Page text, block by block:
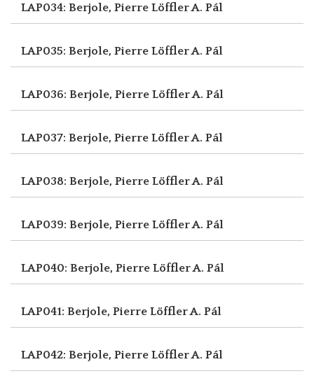
LAP034: Berjole, Pierre Löffler A. Pál
LAP035: Berjole, Pierre Löffler A. Pál
LAP036: Berjole, Pierre Löffler A. Pál
LAP037: Berjole, Pierre Löffler A. Pál
LAP038: Berjole, Pierre Löffler A. Pál
LAP039: Berjole, Pierre Löffler A. Pál
LAP040: Berjole, Pierre Löffler A. Pál
LAP041: Berjole, Pierre Löffler A. Pál
LAP042: Berjole, Pierre Löffler A. Pál